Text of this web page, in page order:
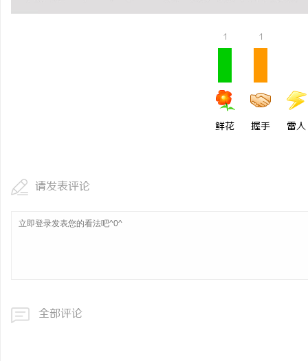
1
鲜花
1
握手 雷人
请发表评论
全部评论
浙江台州工厂抽绳垃圾